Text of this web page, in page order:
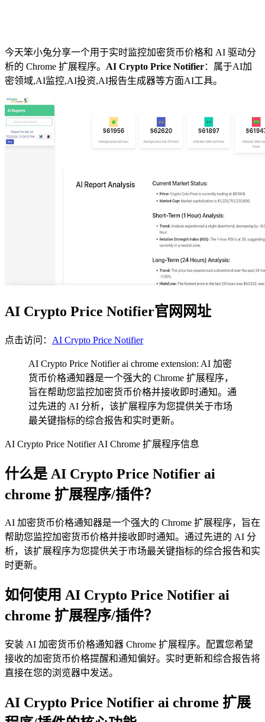
今天笨小兔分享一个用于实时监控加密货币价格和 AI 驱动分
析的 Chrome 扩展程序。 AI Crypto Price Notifier：属于AI加
密领域,AI监控,AI投资,AI报告生成器等方面AI工具。
AI Crypto Price Notifier官网网址
点击访问： AI Crypto Price Notifier
AI Crypto Price Notifier ai chrome extension: AI 加密
货币价格通知器是一个强大的 Chrome 扩展程序，
旨在帮助您监控加密货币价格并接收即时通知。通
过先进的 AI 分析，该扩展程序为您提供关于市场
最关键指标的综合报告和实时更新。
AI Crypto Price Notifier AI Chrome 扩展程序信息
什么是 AI Crypto Price Notifier ai
chrome 扩展程序/插件？
AI 加密货币价格通知器是一个强大的 Chrome 扩展程序，旨在
帮助您监控加密货币价格并接收即时通知。通过先进的 AI 分
析，该扩展程序为您提供关于市场最关键指标的综合报告和实
时更新。
如何使用 AI Crypto Price Notifier ai
chrome 扩展程序/插件？
安装 AI 加密货币价格通知器 Chrome 扩展程序。配置您希望
接收的加密货币价格提醒和通知偏好。实时更新和综合报告将
直接在您的浏览器中发送。
AI Crypto Price Notifier ai chrome 扩展